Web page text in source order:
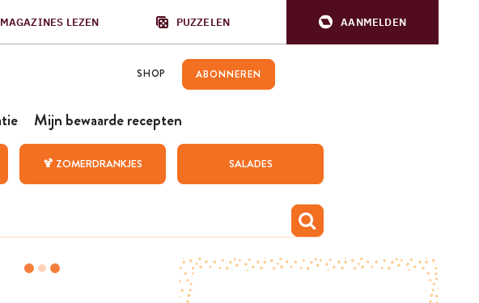
LEZEN PUZZELEN AANMELDEN
SHOP ABONNEREN
Mijn bewaarde recepten
🍹 ZOMERDRANKJES SALADES